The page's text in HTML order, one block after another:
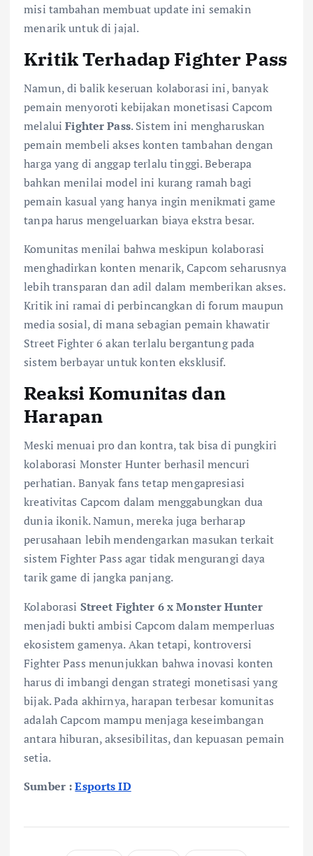
misi tambahan membuat update ini semakin
menarik untuk di jajal.
Kritik Terhadap Fighter Pass
Namun, di balik keseruan kolaborasi ini, banyak
pemain menyoroti kebijakan monetisasi Capcom
melaluiFighter Pass. Sistem ini mengharuskan
pemain membeli akses konten tambahan dengan
harga yang di anggap terlalu tinggi. Beberapa
bahkan menilai model ini kurang ramah bagi
pemain kasual yang hanya ingin menikmati game
tanpa harus mengeluarkan biaya ekstra besar.
Komunitas menilai bahwa meskipun kolaborasi
menghadirkan konten menarik, Capcom seharusnya
lebih transparan dan adil dalam memberikan akses.
Kritik ini ramai di perbincangkan di forum maupun
media sosial, di mana sebagian pemain khawatir
Street Fighter 6 akan terlalu bergantung pada
sistem berbayar untuk konten eksklusif.
Reaksi Komunitas dan
Harapan
Meski menuai pro dan kontra, tak bisa di pungkiri
kolaborasi Monster Hunter berhasil mencuri
perhatian. Banyak fans tetap mengapresiasi
kreativitas Capcom dalam menggabungkan dua
dunia ikonik. Namun, mereka juga berharap
perusahaan lebih mendengarkan masukan terkait
sistem Fighter Pass agar tidak mengurangi daya
tarik game di jangka panjang.
Kolaborasi Street Fighter 6 x Monster Hunter
menjadi bukti ambisi Capcom dalam memperluas
ekosistem gamenya. Akan tetapi, kontroversi
Fighter Pass menunjukkan bahwa inovasi konten
harus di imbangi dengan strategi monetisasi yang
bijak. Pada akhirnya, harapan terbesar komunitas
adalah Capcom mampu menjaga keseimbangan
antara hiburan, aksesibilitas, dan kepuasan pemain
setia.
Sumber :Esports ID